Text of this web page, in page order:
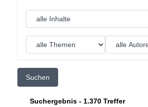
Suchen
Suchergebnis - 1.370 Treffer